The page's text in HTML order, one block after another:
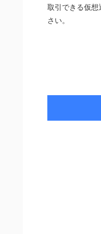
取引できる仮想
さい。